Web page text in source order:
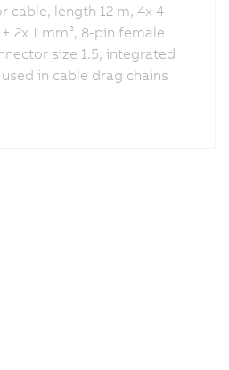
cable, length 12 m, 4x 4
2x 1 mm², 8-pin female
size 1.5, integrated
in cable drag chains